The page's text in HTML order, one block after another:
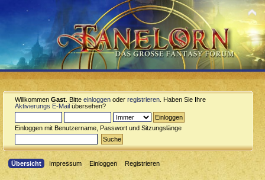
Willkommen Gast . Bitte einloggen oder registrieren . Haben Sie Ihre
Aktivierungs E-Mail übersehen?
Einloggen mit Benutzername, Passwort und Sitzungslänge
Übersicht Impressum Einloggen Registrieren